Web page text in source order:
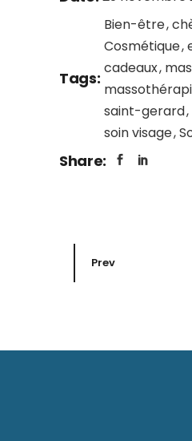
Tags:
Bien-être
Cosmétique
cadeaux
saint-gerard
soin visage
Share:
Prev